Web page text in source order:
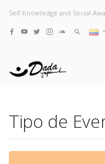
Self Knowledge and Social
Tipo de